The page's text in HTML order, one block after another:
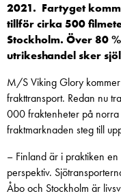
2021. Fartyget
tillför cirka 500
Stockholm. Över 80
utrikeshandel sker
M/S Viking Glory
frakttransport. Redan nu
000 fraktenheter på
fraktmarknaden steg till
– Finland är i praktiken
perspektiv.
Åbo och Stockholm är